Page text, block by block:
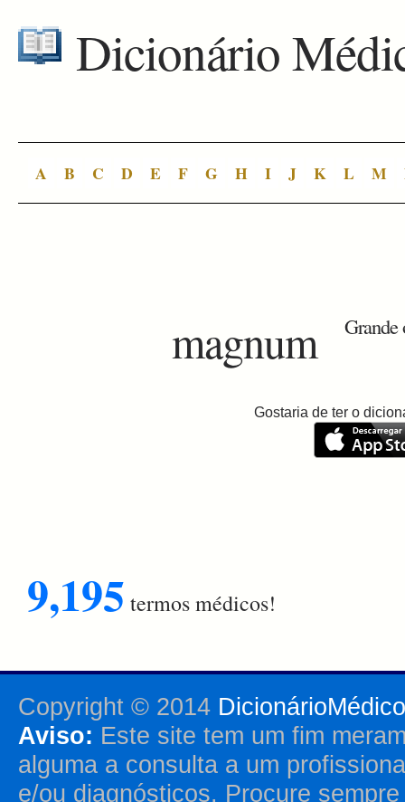
Dicionário
A B C D E F G H I J K L M
magnum Grande
Gostaria de ter o
9,195 termos médicos!
Copyright © 2014
Aviso: Este site tem um fim
alguma a consulta a um
e/ou diagnósticos. Procure